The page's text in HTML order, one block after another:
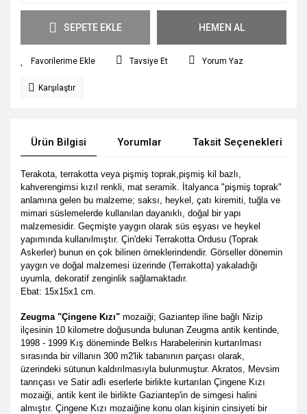
SEPETE EKLE HEMEN AL
Tavsiye Et Yorum Yaz
Karşılaştır
Ürün Bilgisi Yorumlar Taksit Seçenekleri
Terakota, terrakotta veya pişmiş toprak,pişmiş kil bazlı,
kahverengimsi kızıl renkli, mat seramik. İtalyanca "pişmiş toprak"
anlamına gelen bu malzeme; saksı, heykel, çatı kiremiti, tuğla ve
mimari süslemelerde kullanılan dayanıklı, doğal bir yapı
malzemesidir. Geçmişte yaygın olarak süs eşyası ve heykel
yapımında kullanılmıştır. Çin'deki Terrakotta Ordusu (Toprak
Askerler) bunun en çok bilinen örneklerindendir. Görseller dönemin
yaygın ve doğal malzemesi üzerinde (Terrakotta) yakaladığı
uyumla, dekoratif zenginlik sağlamaktadır.
Ebat: 15x15x1 cm.
Zeugma "Çingene Kızı" mozaiği; Gaziantep iline bağlı Nizip
ilçesinin 10 kilometre doğusunda bulunan Zeugma antik kentinde,
1998 - 1999 Kış döneminde Belkıs Harabelerinin kurtarılması
sırasında bir villanın 300 m2'lik tabanının parçası olarak,
üzerindeki sütunun kaldırılmasıyla bulunmuştur. Akratos, Mevsim
tanrıçası ve Satir adlı eserlerle birlikte kurtarılan Çingene Kızı
mozaiği, antik kent ile birlikte Gaziantep'in de simgesi halini
almıştır. Çingene Kızı mozaiğine konu olan kişinin cinsiyeti bir